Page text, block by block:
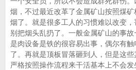
烟，不过最近改革了金属矿山按照煤
烟了。就是很多工人的习惯难以改变
别把烟头乱扔了。一般金属矿山的事故
是肉设备是铁的很容易出事，偶尔有
了。再就是顶板冒落砸到人，但是这
严格按照操作流程来干活基本上不会